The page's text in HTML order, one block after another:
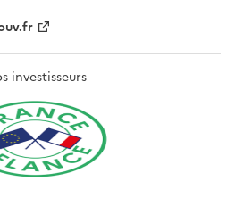
investisseurs